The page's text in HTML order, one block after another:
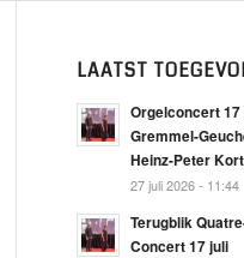
LAATST
Orgelconcert 17
Gremmel-
Heinz-Peter
27 juli 2026 - 11:44
Terugblik
Concert 17 juli